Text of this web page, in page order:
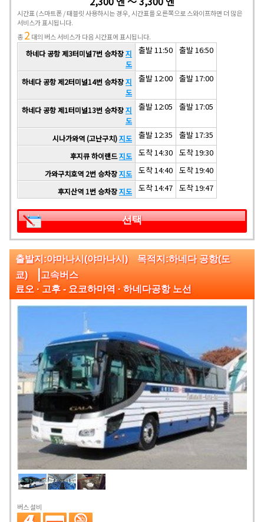
시간표 (스마트폰 / 태블릿 사용하시는 경우, 시간표를 오른쪽으로 스와이프하면 더 많은
서비스가 표시됩니다.
총2 대의 버스 서비스가 다음 시간표에 표시됩니다.
하네다 공항 제3터미널7번 승차장지
도
출발 11:50 출발 16:50
하네다 공항 제2터미널14번 승차장지
도
출발 12:00 출발 17:00
하네다 공항 제1터미널13번 승차장지
도
출발 12:05 출발 17:05
시나가와역 (고난구치)지도 출발 12:35 출발 17:35
후지큐 하이랜드지도 도착 14:30 도착 19:30
가와구치호역 2번 승차장지도 도착 14:40 도착 19:40
후지산역 1번 승차장지도 도착 14:47 도착 19:47
선택
출발지:야마나시(야마나시) 목적지:하네다 공항(도
쿄) |고속버스
료오 · 고후 - 요코하마역 · 하네다공항 노선
버스 설비